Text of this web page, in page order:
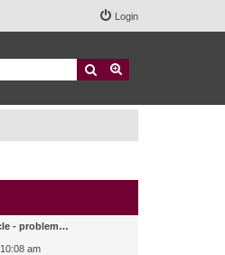
Login
Search
- problem…
am